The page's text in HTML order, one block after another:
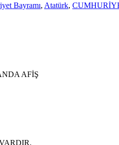
Bayramı, Atatürk,
AFİŞ